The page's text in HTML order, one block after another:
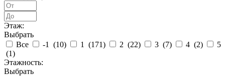
Этаж:
Выбрать
Все
-1 (10) 1 (171) 2 (22) 3 (7) 4 (2)
5
(1)
Этажность:
Выбрать